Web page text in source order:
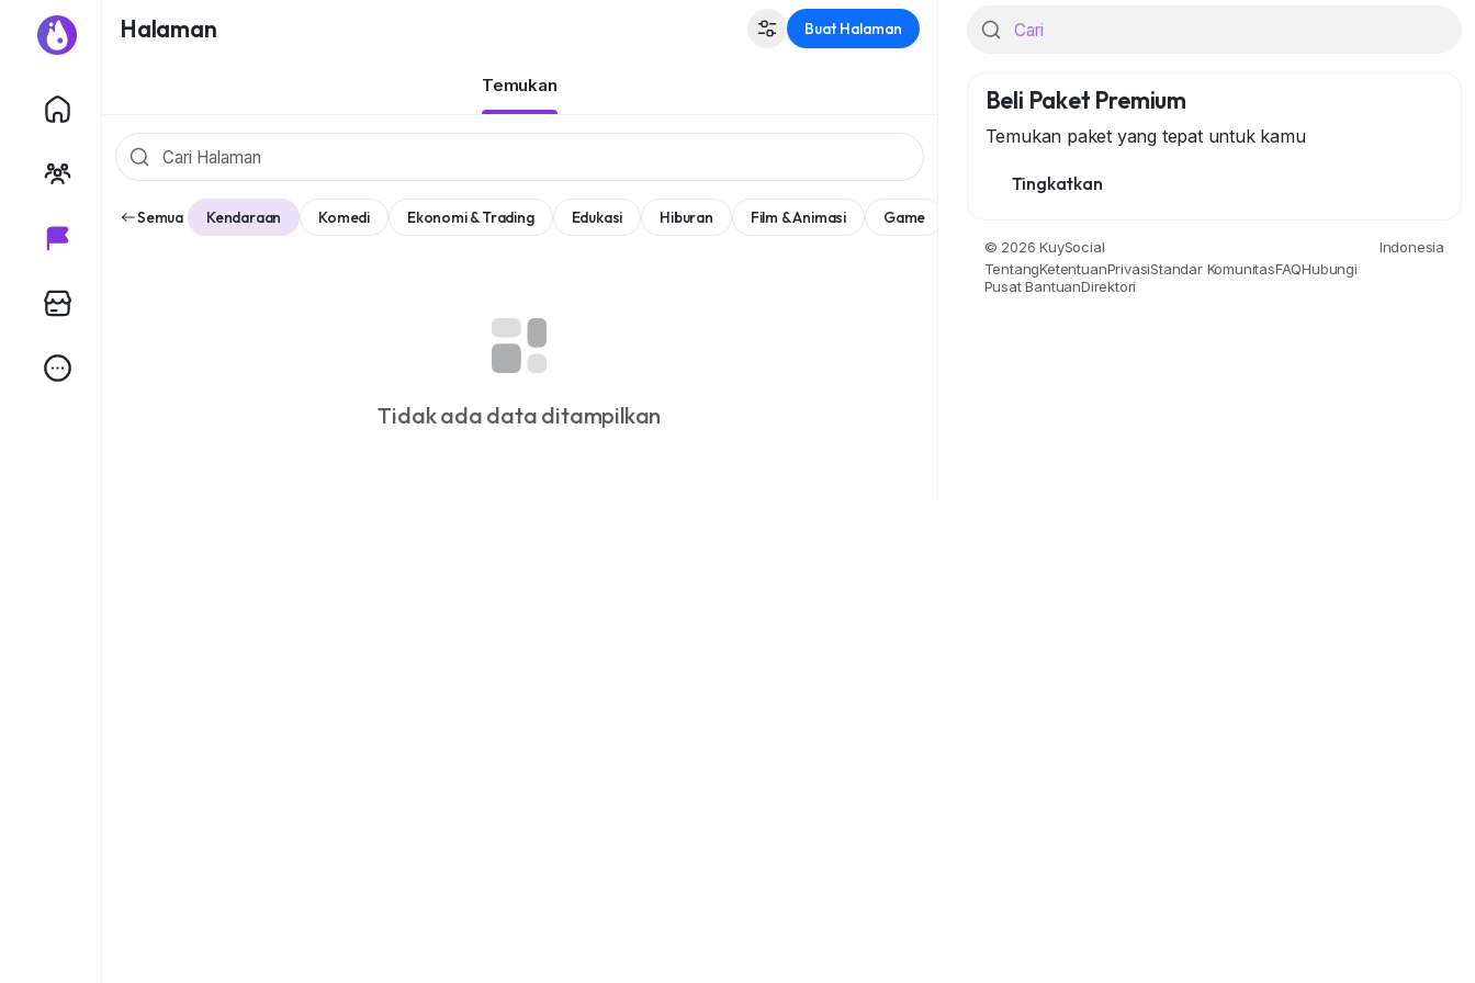
Halaman Buat Halaman
Temukan
Semua Kendaraan Komedi Ekonomi & Trading Edukasi Hiburan Film & Animasi Game
Tidak ada data ditampilkan
Beli Paket Premium
Temukan paket yang tepat untuk kamu
Tingkatkan
© 2026 KuySocial
Indonesia
TentangKetentuanPrivasiStandar KomunitasFAQHubungi
Pusat BantuanDirektori